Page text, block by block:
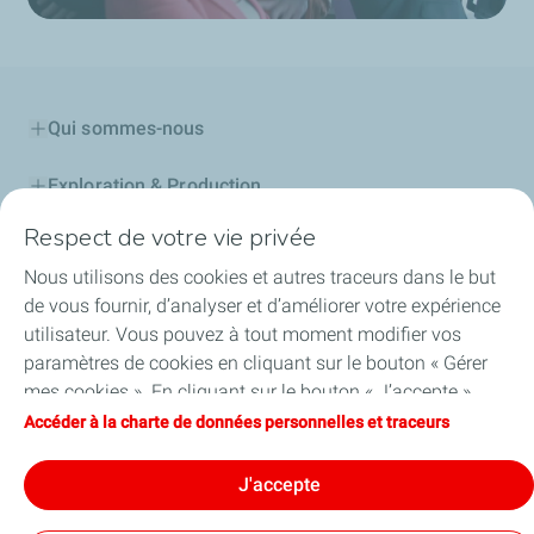
Qui sommes-nous
Exploration & Production
Stations Service
Lubrifiants Automobiles
Professionnels
TotalEnergies DAFA
Respect de votre vie privée
Nous utilisons des cookies et autres traceurs dans le but
de vous fournir, d’analyser et d’améliorer votre expérience
utilisateur. Vous pouvez à tout moment modifier vos
paramètres de cookies en cliquant sur le bouton « Gérer
mes cookies ». En cliquant sur le bouton « J’accepte »,
vous acceptez le dépôt de l’ensemble des cookies. Dans le
techniques nécessaires au bon fonctionnement du site
seront utilisés. Pour plus d’informations, vous pouvez
Accéder à la charte de données personnelles et traceurs
J'accepte